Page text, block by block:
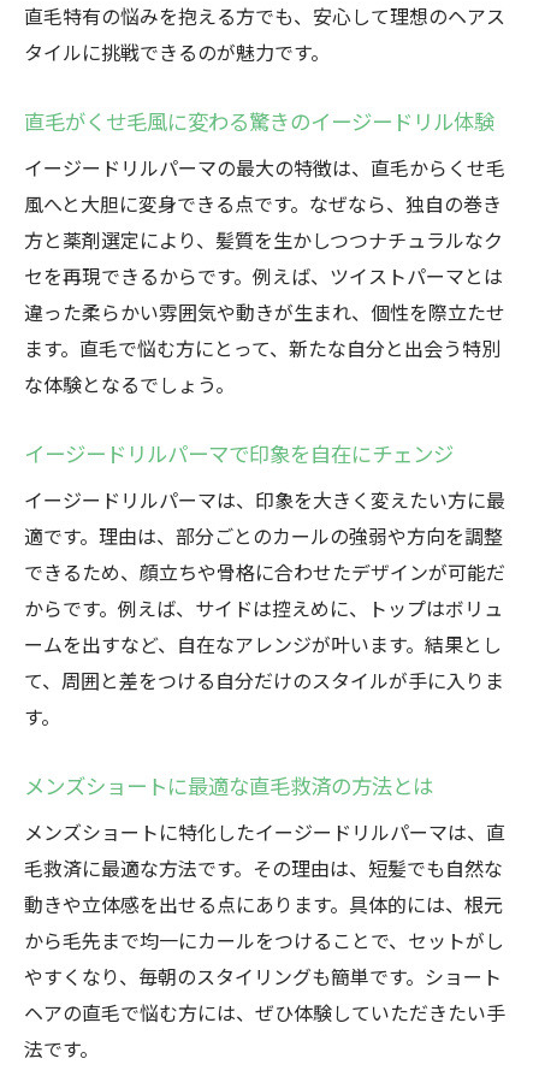
特徴
直毛救済を叶えるイージードリルの秘密を
ニュアンスパーマを活かした最新パーマ技
法
くしを使ったニュアンスパーマのポイント
解説
イージードリルで自然な動きを出すコツ
イージードリルで叶う柔らかなニュアンスヘア
イージードリルで直毛に柔らかなニュアン
ニュアンスパーマとイージードリルの相性
直毛救済を実現する柔らか質感の作り方
くせ毛風ヘアで簡単セットが叶うパーマ術
イージードリルで新感覚のメンズショート
体験
イージードリルの仕上がりと長持ちの秘訣
密
イージードリルがメンズショートで選ばれ
る理由
ニュアンスパーマが直毛に与える変化とは
イージードリルで差をつけるスタイル提案
直毛に悩む男性におすすめのパーマ技術
直毛特有の悩みを抱える方でも、安心して理想のヘアス
タイルに挑戦できるのが魅力です。
直毛がくせ毛風に変わる驚きのイージードリル体験
イージードリルパーマの最大の特徴は、直毛からくせ毛
風へと大胆に変身できる点です。なぜなら、独自の巻き
方と薬剤選定により、髪質を生かしつつナチュラルなク
セを再現できるからです。例えば、ツイストパーマとは
違った柔らかい雰囲気や動きが生まれ、個性を際立たせ
ます。直毛で悩む方にとって、新たな自分と出会う特別
な体験となるでしょう。
イージードリルパーマで印象を自在にチェンジ
イージードリルパーマは、印象を大きく変えたい方に最
適です。理由は、部分ごとのカールの強弱や方向を調整
できるため、顔立ちや骨格に合わせたデザインが可能だ
からです。例えば、サイドは控えめに、トップはボリュ
ームを出すなど、自在なアレンジが叶います。結果とし
て、周囲と差をつける自分だけのスタイルが手に入りま
す。
メンズショートに最適な直毛救済の方法とは
メンズショートに特化したイージードリルパーマは、直
毛救済に最適な方法です。その理由は、短髪でも自然な
動きや立体感を出せる点にあります。具体的には、根元
から毛先まで均一にカールをつけることで、セットがし
やすくなり、毎朝のスタイリングも簡単です。ショート
ヘアの直毛で悩む方には、ぜひ体験していただきたい手
法です。